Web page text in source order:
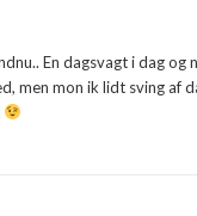
En dagsvagt i dag
men mon ik lidt sving af